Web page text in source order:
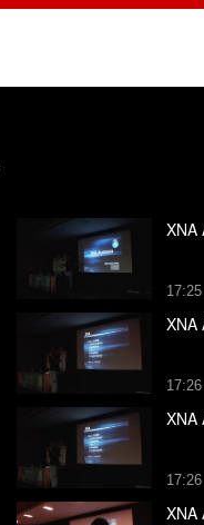
XNA
17:25
XNA
17:26
XNA
17:26
XNA